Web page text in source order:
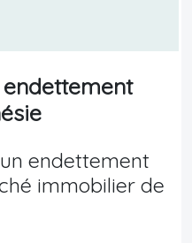
endettement
immobilier de